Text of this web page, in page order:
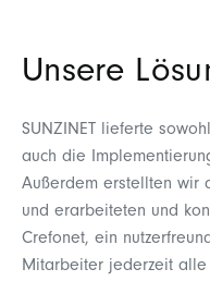
Unsere
SUNZINET lieferte
auch die
Außerdem erstellten wir
und erarbeiteten und
Crefonet, ein
Mitarbeiter jederzeit alle